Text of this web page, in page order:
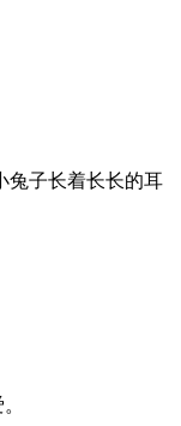
兔子长着长长的耳